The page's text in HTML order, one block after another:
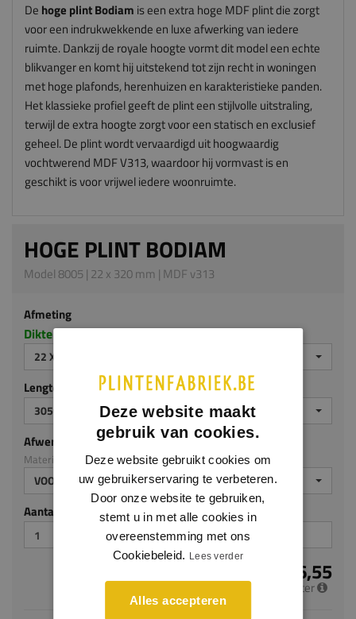
De hoge plint Bodiam is een extra hoge MDF plint die zorgt
voor een indrukwekkende en luxe afwerking van iedere
ruimte. Dankzij de royale hoogte vormt dit model een echte
blikvanger en komt hij uitstekend tot zijn recht in woningen
met hoge plafonds, herenhuizen en karakteristieke panden.
Het klassieke profiel geeft de plint een stijlvolle uitstraling,
terwijl de extra hoogte zorgt voor een statisch en exclusief
geheel. De plint wordt vervaardigd uit hoogwaardig
vochtwerend MDF V313, waardoor hij vormvast is en
geschikt is voor vrijwel iedere woonruimte.
HOGE PLINT BODIAM
Model 8005 | 22 x 320 mm | MDF v313
Afmeting
Dikte x hoogte in millimeters
22 X 320 MM
Lengte (mm)
3050
Afwerking
Materiaal: MDF v313
VOORGELAKT
Aantal stuks
€ 26,55
per meter
Deze website maakt
gebruik van cookies.
Deze website gebruikt cookies om
uw gebruikerservaring te verbeteren.
Door onze website te gebruiken,
stemt u in met alle cookies in
overeenstemming met ons
Cookiebeleid. Lees verder
Alles accepteren